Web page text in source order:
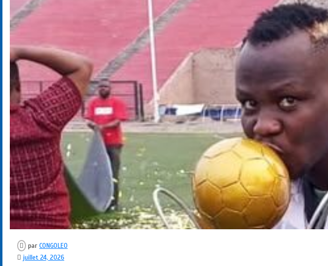
par CONGOLEO
juillet 24, 2026